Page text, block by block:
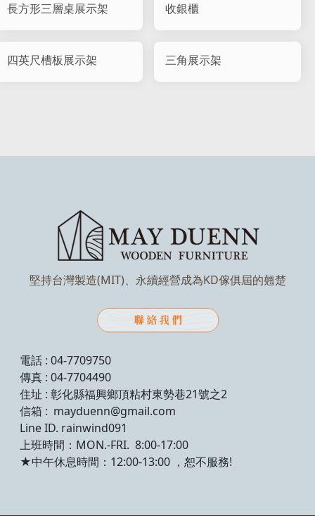
長方形三層桌展示架 收銀櫃
四英尺槽板展示架 三角展示架
堅持台灣製造(MIT)、永續經營成為KD傢俱屆的翹楚
電話 : 04-7709750
傳真 : 04-7704490
住址 : 彰化縣福興鄉頂粘村東勢巷21號之2
信箱 : mayduenn@gmail.com
Line ID. rainwind091
上班時間：MON.-FRI. 8:00-17:00
★中午休息時間：12:00-13:00 ，恕不服務!